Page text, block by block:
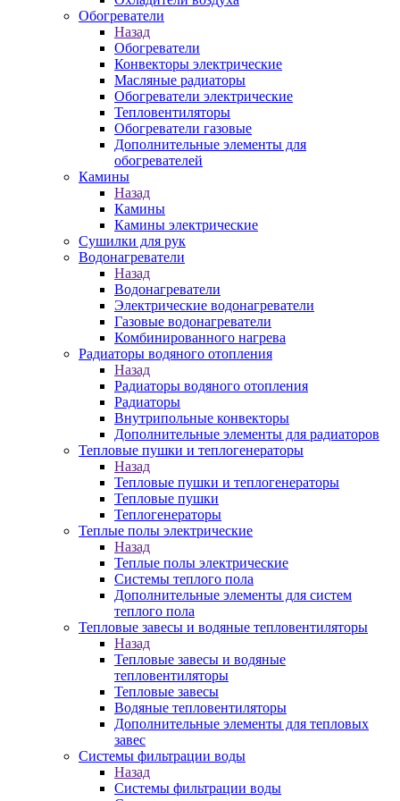
Обогреватели
Назад
Обогреватели
Конвекторы электрические
Масляные радиаторы
Обогреватели электрические
Тепловентиляторы
Обогреватели газовые
Дополнительные элементы для
обогревателей
Камины
Назад
Камины
Камины электрические
Сушилки для рук
Водонагреватели
Назад
Водонагреватели
Электрические водонагреватели
Газовые водонагреватели
Комбинированного нагрева
Радиаторы водяного отопления
Назад
Радиаторы водяного отопления
Радиаторы
Внутрипольные конвекторы
Дополнительные элементы для радиаторов
Тепловые пушки и теплогенераторы
Назад
Тепловые пушки и теплогенераторы
Тепловые пушки
Теплогенераторы
Теплые полы электрические
Назад
Теплые полы электрические
Системы теплого пола
Дополнительные элементы для систем
теплого пола
Тепловые завесы и водяные тепловентиляторы
Назад
Тепловые завесы и водяные
тепловентиляторы
Тепловые завесы
Водяные тепловентиляторы
Дополнительные элементы для тепловых
завес
Системы фильтрации воды
Назад
Системы фильтрации воды